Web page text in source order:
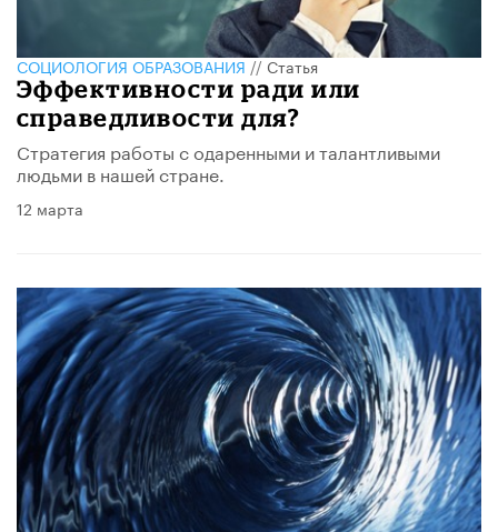
CОЦИОЛОГИЯ ОБРАЗОВАНИЯ//Статья
Эффективности ради или
справедливости для?
Стратегия работы с одаренными и талантливыми
людьми в нашей стране.
12 марта